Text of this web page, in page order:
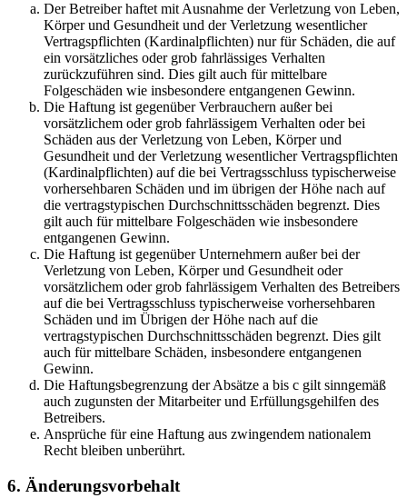
Der Betreiber haftet mit Ausnahme der Verletzung von Leben,
Körper und Gesundheit und der Verletzung wesentlicher
Vertragspflichten (Kardinalpflichten) nur für Schäden, die auf
ein vorsätzliches oder grob fahrlässiges Verhalten
zurückzuführen sind. Dies gilt auch für mittelbare
Folgeschäden wie insbesondere entgangenen Gewinn.
Die Haftung ist gegenüber Verbrauchern außer bei
vorsätzlichem oder grob fahrlässigem Verhalten oder bei
Schäden aus der Verletzung von Leben, Körper und
Gesundheit und der Verletzung wesentlicher Vertragspflichten
(Kardinalpflichten) auf die bei Vertragsschluss typischerweise
vorhersehbaren Schäden und im übrigen der Höhe nach auf
die vertragstypischen Durchschnittsschäden begrenzt. Dies
gilt auch für mittelbare Folgeschäden wie insbesondere
entgangenen Gewinn.
Die Haftung ist gegenüber Unternehmern außer bei der
Verletzung von Leben, Körper und Gesundheit oder
vorsätzlichem oder grob fahrlässigem Verhalten des Betreibers
auf die bei Vertragsschluss typischerweise vorhersehbaren
Schäden und im Übrigen der Höhe nach auf die
vertragstypischen Durchschnittsschäden begrenzt. Dies gilt
auch für mittelbare Schäden, insbesondere entgangenen
Gewinn.
Die Haftungsbegrenzung der Absätze a bis c gilt sinngemäß
auch zugunsten der Mitarbeiter und Erfüllungsgehilfen des
Betreibers.
Ansprüche für eine Haftung aus zwingendem nationalem
Recht bleiben unberührt.
6. Änderungsvorbehalt